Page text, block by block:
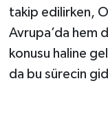
takip edilirken,
Avrupa’da hem
konusu haline
da bu sürecin